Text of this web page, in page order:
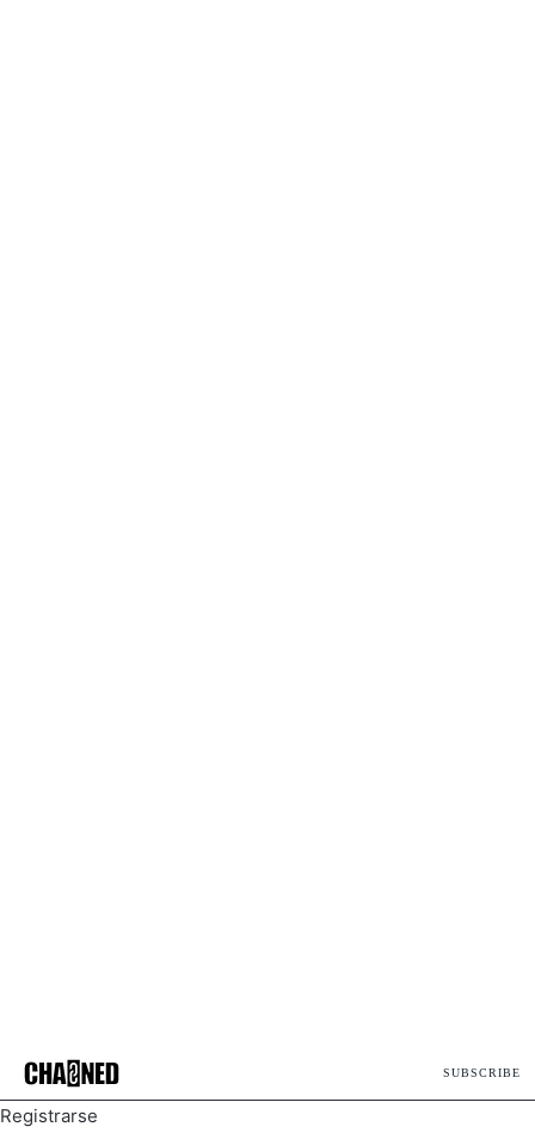
SUBSCRIBE
Registrarse